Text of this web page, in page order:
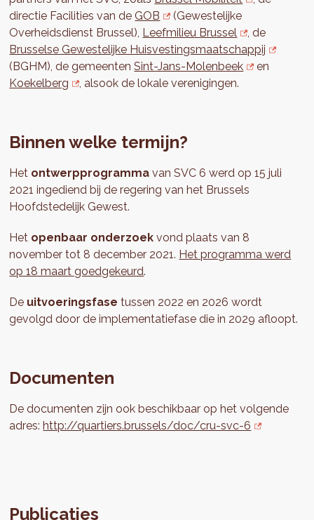
directie Facilities van de GOB
(Gewestelijke
Overheidsdienst Brussel), Leefmilieu Brussel
, de
Brusselse Gewestelijke Huisvestingsmaatschappij
(BGHM), de gemeentenSint-Jans-Molenbeek
en
Koekelberg
, alsook de lokale verenigingen.
Binnen welke termijn?
Het ontwerpprogramma van SVC 6 werd op 15 juli
2021 ingediend bij de regering van het Brussels
Hoofdstedelijk Gewest.
Het openbaar onderzoek vond plaats van 8
november tot 8 december 2021. Het programma werd
op 18 maart goedgekeurd.
De uitvoeringsfase tussen 2022 en 2026 wordt
gevolgd door de implementatiefase die in 2029 afloopt.
Documenten
De documenten zijn ook beschikbaar op het volgende
adres:http://quartiers.brussels/doc/cru-svc-6
Publicaties